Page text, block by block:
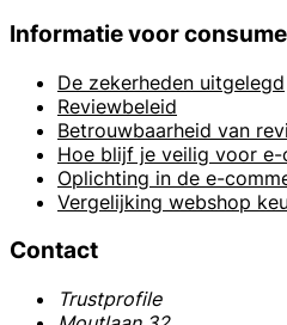
Informatie voor
De zekerheden uitgelegd
Reviewbeleid
Betrouwbaarheid van
Hoe blijf je veilig voor
Oplichting in de e-
Vergelijking webshop
Contact
Trustprofile